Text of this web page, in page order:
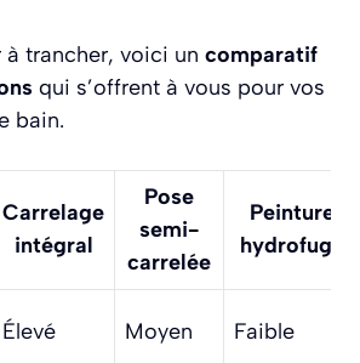
à trancher, voici un comparatif
qui s’offrent à vous pour vos
bain.
Carrelage
intégral
Pose
semi-
carrelée
Peinture
hydrofuge
Élevé Moyen Faible